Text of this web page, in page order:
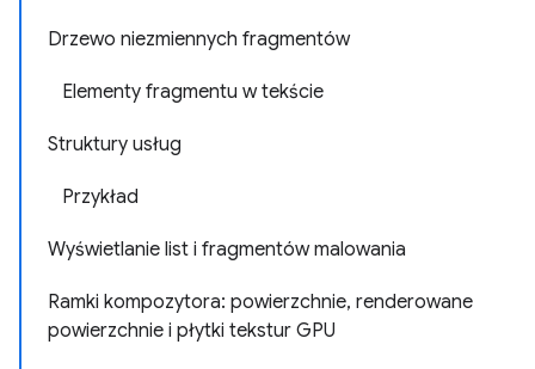
Drzewo niezmiennych fragmentów
Elementy fragmentu w tekście
Struktury usług
Przykład
Wyświetlanie list i fragmentów malowania
Ramki kompozytora: powierzchnie, renderowane
powierzchnie i płytki tekstur GPU